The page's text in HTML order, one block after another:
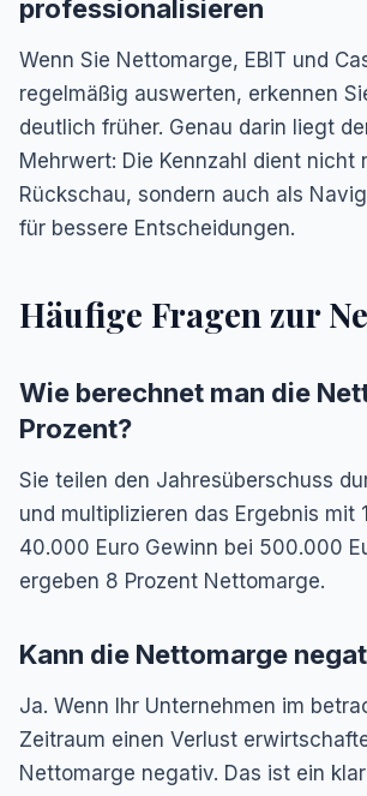
professionalisieren
Wenn Sie Nettomarge, EBIT und
regelmäßig auswerten, erkennen
deutlich früher. Genau darin liegt
Mehrwert: Die Kennzahl dient nicht
Rückschau, sondern auch als
für bessere Entscheidungen.
Häufige Fragen zur
Wie berechnet man die
Prozent?
Sie teilen den Jahresüberschuss
und multiplizieren das Ergebnis mit
40.000 Euro Gewinn bei 500.000
ergeben 8 Prozent Nettomarge.
Kann die Nettomarge
Ja. Wenn Ihr Unternehmen im
Zeitraum einen Verlust
Nettomarge negativ. Das ist ein